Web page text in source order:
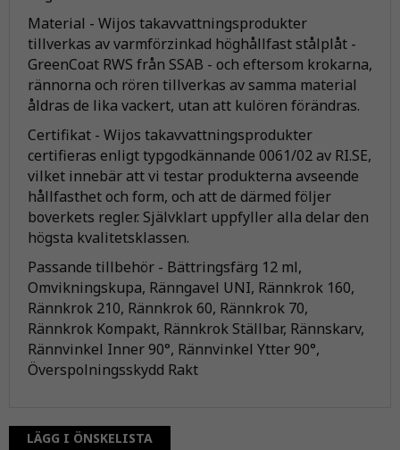
Material - Wijos takavvattningsprodukter
tillverkas av varmförzinkad höghållfast stålplåt -
GreenCoat RWS från SSAB - och eftersom krokarna,
rännorna och rören tillverkas av samma material
åldras de lika vackert, utan att kulören förändras.
Certifikat - Wijos takavvattningsprodukter
certifieras enligt typgodkännande 0061/02 av RI.SE,
vilket innebär att vi testar produkterna avseende
hållfasthet och form, och att de därmed följer
boverkets regler. Självklart uppfyller alla delar den
högsta kvalitetsklassen.
Passande tillbehör - Bättringsfärg 12 ml,
Omvikningskupa, Ränngavel UNI, Rännkrok 160,
Rännkrok 210, Rännkrok 60, Rännkrok 70,
Rännkrok Kompakt, Rännkrok Ställbar, Rännskarv,
Rännvinkel Inner 90°, Rännvinkel Ytter 90°,
Överspolningsskydd Rakt
LÄGG I ÖNSKELISTA